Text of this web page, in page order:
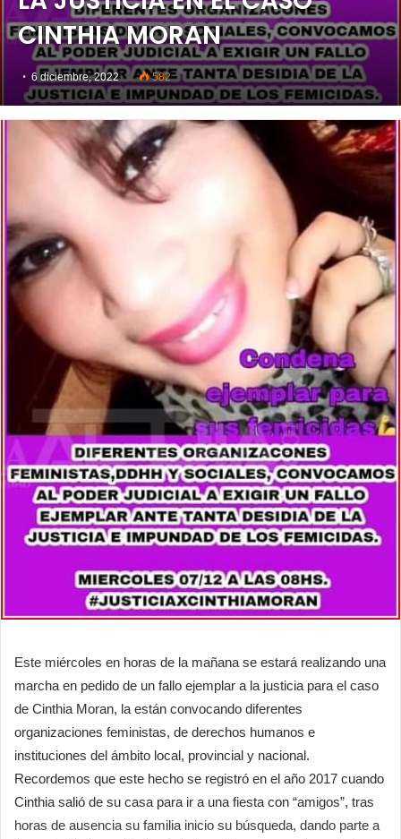
CINTHIA MORAN
6 diciembre, 2022 582
Este miércoles en horas de la mañana se estará realizando una
marcha en pedido de un fallo ejemplar a la justicia para el caso
de Cinthia Moran, la están convocando diferentes
organizaciones feministas, de derechos humanos e
instituciones del ámbito local, provincial y nacional.
Recordemos que este hecho se registró en el año 2017 cuando
Cinthia salió de su casa para ir a una fiesta con “amigos”, tras
horas de ausencia su familia inicio su búsqueda, dando parte a